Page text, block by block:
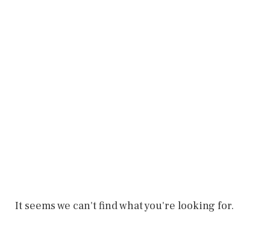
It seems we can't find what you're looking for.